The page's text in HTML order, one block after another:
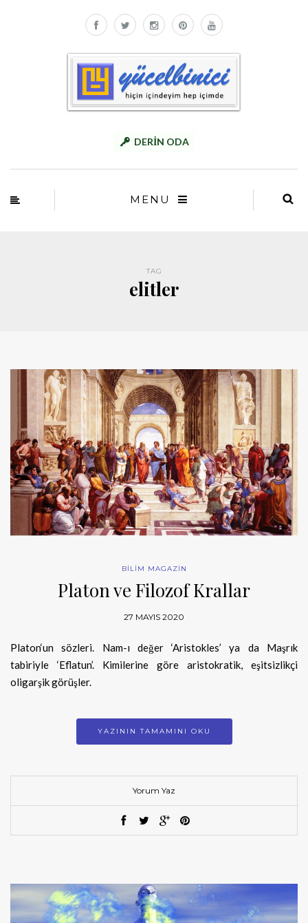
DERİN ODA
MENU
TAG
elitler
BİLİM MAGAZİN
Platon ve Filozof Krallar
27 MAYIS 2020
Platon‘un sözleri. Nam-ı değer ‘Aristokles’ ya da Maşrık
tabiriyle ‘Eflatun’. Kimilerine göre aristokratik, eşitsizlikçi
oligarşik görüşler.
YAZININ TAMAMINI OKU
Yorum Yaz